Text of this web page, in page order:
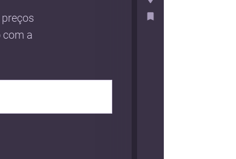
com a